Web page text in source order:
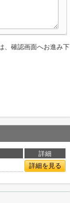
、確認画面へお進み下
詳細
詳細を見る